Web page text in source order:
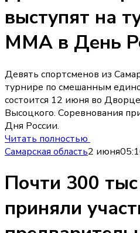
выступят на
ММА в День
Девять спортсменов из
турнире по смешанным
состоится 12 июня во
Высоцкого. Соревнования
Дня России.
Читать полностью
Самарская область2 июня
Почти 300
приняли